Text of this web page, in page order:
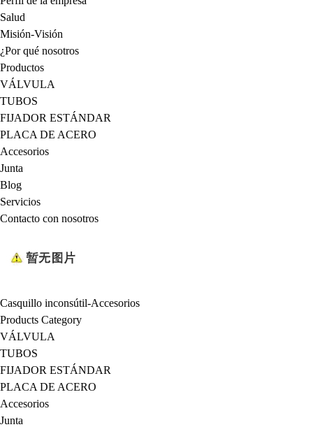
Salud
Misión-Visión
¿Por qué nosotros
Productos
VÁLVULA
TUBOS
FIJADOR ESTÁNDAR
PLACA DE ACERO
Accesorios
Junta
Blog
Servicios
Contacto con nosotros
Casquillo inconsútil-Accesorios
Products Category
VÁLVULA
TUBOS
FIJADOR ESTÁNDAR
PLACA DE ACERO
Accesorios
Junta